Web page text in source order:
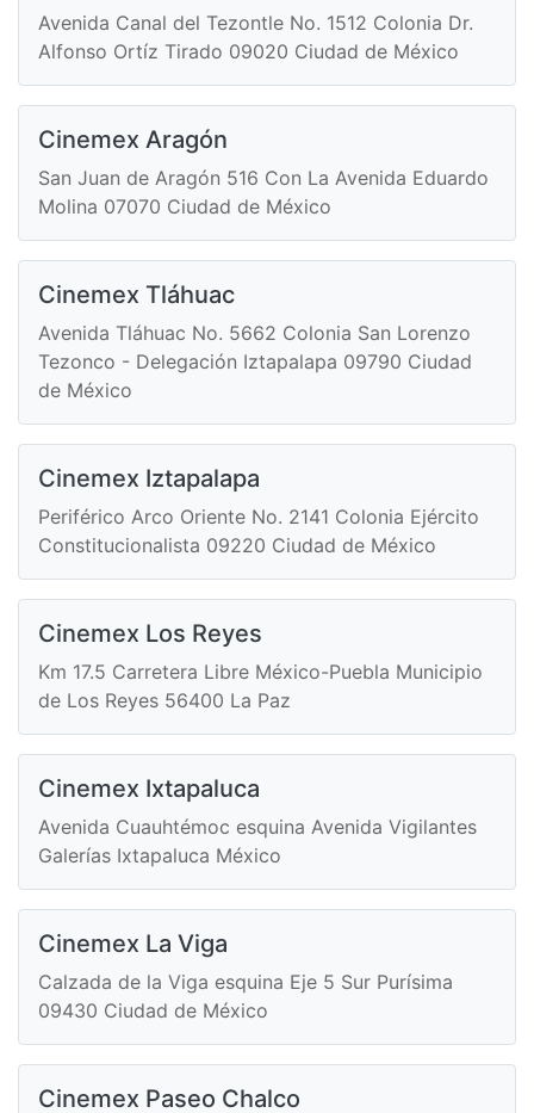
Avenida Canal del Tezontle No. 1512 Colonia Dr.
Alfonso Ortíz Tirado 09020 Ciudad de México
Cinemex Aragón
San Juan de Aragón 516 Con La Avenida Eduardo
Molina 07070 Ciudad de México
Cinemex Tláhuac
Avenida Tláhuac No. 5662 Colonia San Lorenzo
Tezonco - Delegación Iztapalapa 09790 Ciudad
de México
Cinemex Iztapalapa
Periférico Arco Oriente No. 2141 Colonia Ejército
Constitucionalista 09220 Ciudad de México
Cinemex Los Reyes
Km 17.5 Carretera Libre México-Puebla Municipio
de Los Reyes 56400 La Paz
Cinemex Ixtapaluca
Avenida Cuauhtémoc esquina Avenida Vigilantes
Galerías Ixtapaluca México
Cinemex La Viga
Calzada de la Viga esquina Eje 5 Sur Purísima
09430 Ciudad de México
Cinemex Paseo Chalco